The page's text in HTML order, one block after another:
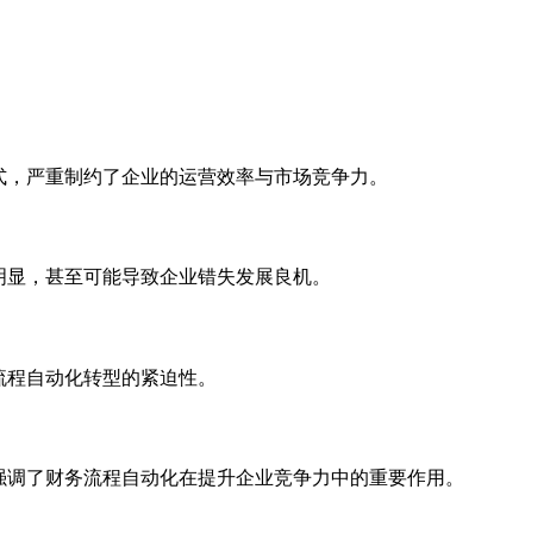
严重制约了企业的运营效率与市场竞争力。
，甚至可能导致企业错失发展良机。
自动化转型的紧迫性。
了财务流程自动化在提升企业竞争力中的重要作用。